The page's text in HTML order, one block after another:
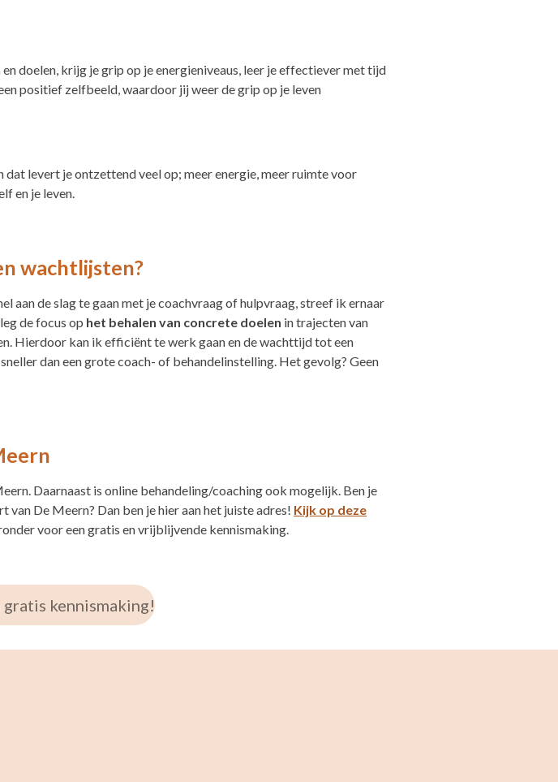
doelen, krijg je grip op je energieniveaus, leer je effectiever met tijd
positief zelfbeeld, waardoor jij weer de grip op je leven
dat levert je ontzettend veel op; meer energie, meer ruimte voor
en je leven.
wachtlijsten?
aan de slag te gaan met je coachvraag of hulpvraag, streef ik ernaar
de focus op het behalen van concrete doelen in trajecten van
Hierdoor kan ik efficiënt te werk gaan en de wachttijd tot een
dan een grote coach- of behandelinstelling. Het gevolg? Geen
Daarnaast is online behandeling/coaching ook mogelijk. Ben je
van De Meern? Dan ben je hier aan het juiste adres! Kijk op deze
voor een gratis en vrijblijvende kennismaking.
kennismaking!